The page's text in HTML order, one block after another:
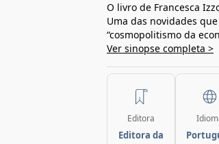
O livro de Francesca
Uma das novidades
“cosmopolitismo da
Ver sinopse completa >
Editora
Editora da